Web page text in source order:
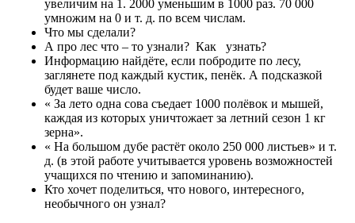
увеличим на 1. 2000 уменьшим в 1000 раз. 70 000
умножим на 0 и т. д. по всем числам.
Что мы сделали?
А про лес что – то узнали? Как узнать?
Информацию найдёте, если побродите по лесу,
заглянете под каждый кустик, пенёк. А подсказкой
будет ваше число.
« За лето одна сова съедает 1000 полёвок и мышей,
каждая из которых уничтожает за летний сезон 1 кг
зерна».
« На большом дубе растёт около 250 000 листьев» и т.
д. (в этой работе учитывается уровень возможностей
учащихся по чтению и запоминанию).
Кто хочет поделиться, что нового, интересного,
необычного он узнал?